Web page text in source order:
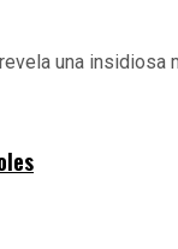
una insidiosa